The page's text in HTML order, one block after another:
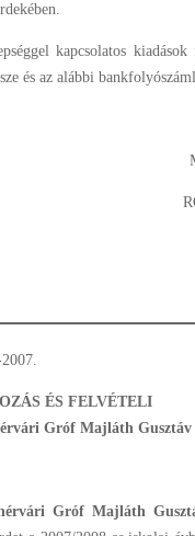
kapcsolatos
és az alábbi
ÉS FELVÉTELI
Gróf Majláth
Gróf Majláth